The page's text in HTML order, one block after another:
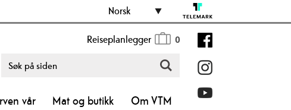
Norsk
Reiseplanlegger 0
vår Mat og butikk Om VTM